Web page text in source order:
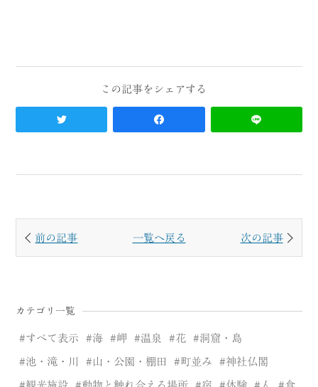
前の記事 一覧へ戻る 次の記事
カテゴリ一覧
すべて表示 海 岬 温泉 花 洞窟・島
池・滝・川 山・公園・棚田 町並み 神社仏閣